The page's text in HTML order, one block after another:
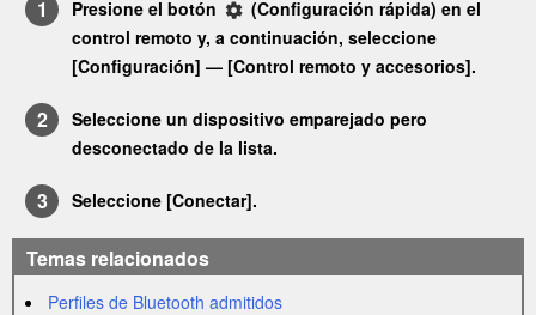
Presione el botón (Configuración rápida) en el
control remoto y, a continuación, seleccione
[Configuración] — [Control remoto y accesorios].
Seleccione un dispositivo emparejado pero
desconectado de la lista.
Seleccione [Conectar].
Temas relacionados
Perfiles de Bluetooth admitidos